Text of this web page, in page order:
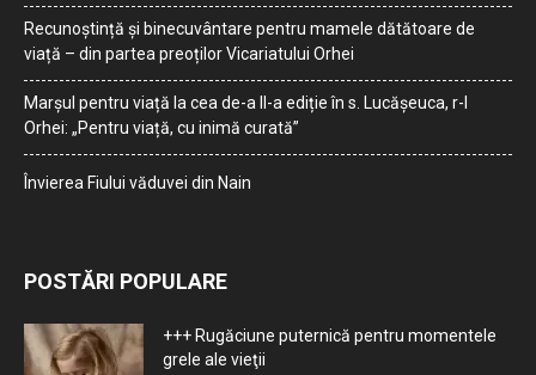
Recunoștință și binecuvântare pentru mamele dătătoare de
viață – din partea preoților Vicariatului Orhei
Marșul pentru viață la cea de-a II-a ediție în s. Lucășeuca, r-l
Orhei: „Pentru viață, cu inimă curată”
Învierea Fiului văduvei din Nain
POSTĂRI POPULARE
+++ Rugăciune puternică pentru momentele
grele ale vieţii